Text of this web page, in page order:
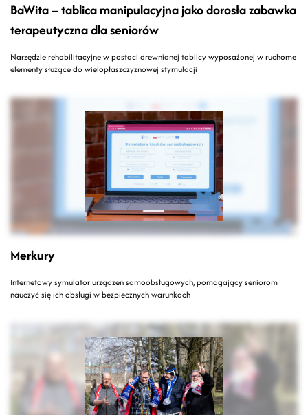
BaWita – tablica manipulacyjna jako dorosła zabawka
terapeutyczna dla seniorów
Narzędzie rehabilitacyjne w postaci drewnianej tablicy wyposażonej w ruchome
elementy służące do wielopłaszczyznowej stymulacji
Merkury
Internetowy symulator urządzeń samoobsługowych, pomagający seniorom
nauczyć się ich obsługi w bezpiecznych warunkach